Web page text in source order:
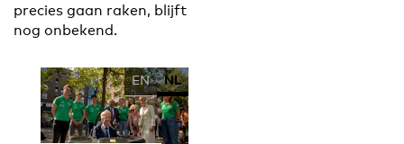
precies gaan raken, blijft
nog onbekend.
EN NL